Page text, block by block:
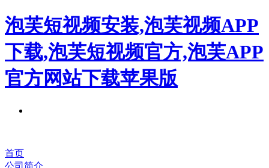
泡芙短视频安装,泡芙视频APP
下载,泡芙短视频官方,泡芙APP
官方网站下载苹果版
首页
公司简介